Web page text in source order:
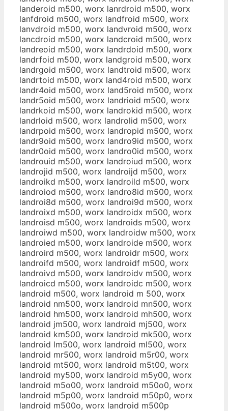
landeroid m500, worx lanrdroid m500, worx
lanfdroid m500, worx landfroid m500, worx
lanvdroid m500, worx landvroid m500, worx
lancdroid m500, worx landcroid m500, worx
landreoid m500, worx landrdoid m500, worx
landrfoid m500, worx landgroid m500, worx
landrgoid m500, worx landtroid m500, worx
landrtoid m500, worx land4roid m500, worx
landr4oid m500, worx land5roid m500, worx
landr5oid m500, worx landrioid m500, worx
landrkoid m500, worx landrokid m500, worx
landrloid m500, worx landrolid m500, worx
landrpoid m500, worx landropid m500, worx
landr9oid m500, worx landro9id m500, worx
landr0oid m500, worx landro0id m500, worx
landrouid m500, worx landroiud m500, worx
landrojid m500, worx landroijd m500, worx
landroikd m500, worx landroild m500, worx
landroiod m500, worx landro8id m500, worx
landroi8d m500, worx landroi9d m500, worx
landroixd m500, worx landroidx m500, worx
landroisd m500, worx landroids m500, worx
landroiwd m500, worx landroidw m500, worx
landroied m500, worx landroide m500, worx
landroird m500, worx landroidr m500, worx
landroifd m500, worx landroidf m500, worx
landroivd m500, worx landroidv m500, worx
landroicd m500, worx landroidc m500, worx
landroid m500, worx landroid m 500, worx
landroid nm500, worx landroid mn500, worx
landroid hm500, worx landroid mh500, worx
landroid jm500, worx landroid mj500, worx
landroid km500, worx landroid mk500, worx
landroid lm500, worx landroid ml500, worx
landroid mr500, worx landroid m5r00, worx
landroid mt500, worx landroid m5t00, worx
landroid my500, worx landroid m5y00, worx
landroid m5o00, worx landroid m50o0, worx
landroid m5p00, worx landroid m50p0, worx
landroid m500o, worx landroid m500p